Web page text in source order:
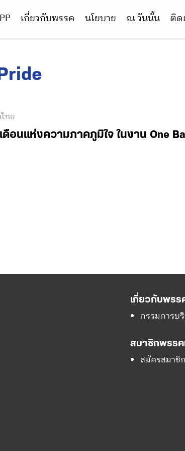
เกี่ยวกับพรรค นโยบาย ณ วันนั้น ติ
ทย
เดือนแห่งความภาคภูมิใจ ในงาน One
เกี่ยวกับพรร
กรรมการบ
สมาชิกพรรค
สมัครสมาชิ